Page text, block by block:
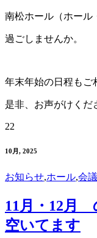
南松ホール（ホール
過ごしませんか。
年末年始の日程もご
是非、お声がけくだ
22
10月, 2025
お知らせ,ホール,会
11月・12月
空いてます